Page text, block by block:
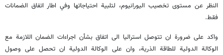
النظر عن مستوى تخصيب اليورانيوم، لتلبية احتياجاتها وفي اطار اتفاق الضمانات
فقط.
واكد على ضرورة ان تتوصل استراليا الى اتفاق بشأن اجراءات الضمان اللازمة مع
الوكالة الدولية للطاقة الذرية، وان على الوكالة الدولية ان تحصل على وصول